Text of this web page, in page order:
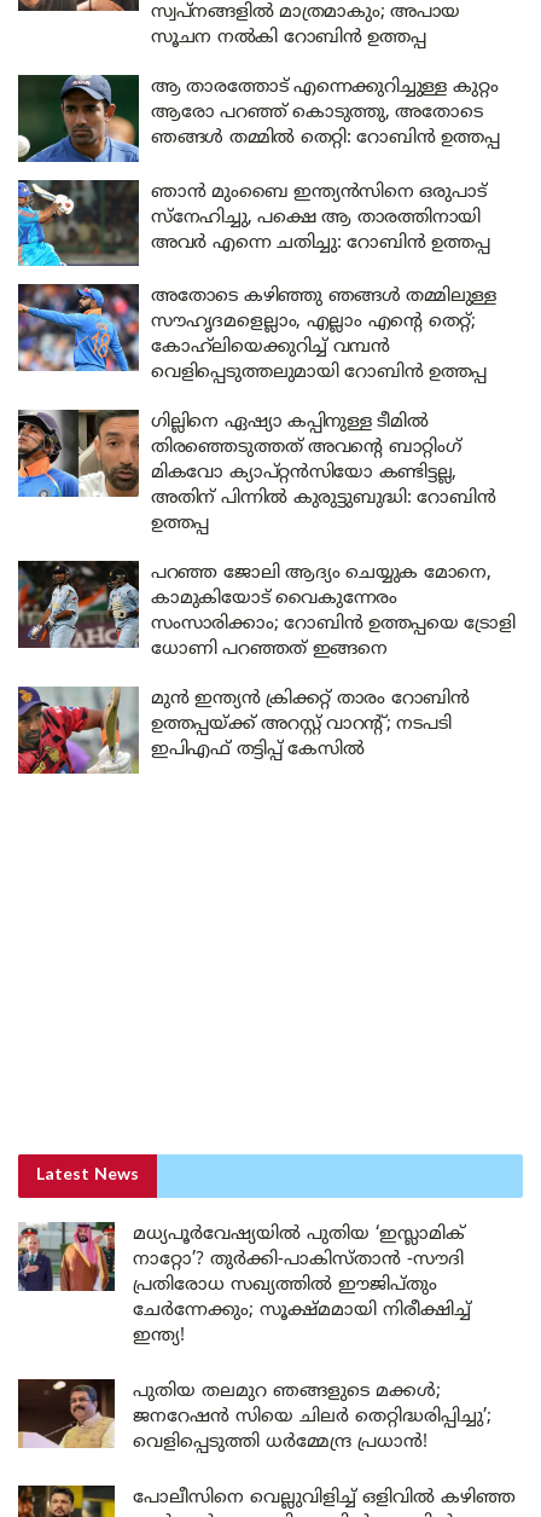
സ്വപ്നങ്ങളിൽ മാത്രമാകും; അപായ
സൂചന നൽകി റോബിൻ ഉത്തപ്പ
ആ താരത്തോട് എന്നെക്കുറിച്ചുള്ള കുറ്റം
ആരോ പറഞ്ഞ് കൊടുത്തു, അതോടെ
ഞങ്ങൾ തമ്മിൽ തെറ്റി: റോബിൻ ഉത്തപ്പ
ഞാൻ മുംബൈ ഇന്ത്യൻസിനെ ഒരുപാട്
സ്നേഹിച്ചു, പക്ഷെ ആ താരത്തിനായി
അവർ എന്നെ ചതിച്ചു: റോബിൻ ഉത്തപ്പ
അതോടെ കഴിഞ്ഞു ഞങ്ങൾ തമ്മിലുള്ള
സൗഹൃദമളെല്ലാം, എല്ലാം എന്റെ തെറ്റ്;
കോഹ്‍ലിയെക്കുറിച്ച് വമ്പൻ
വെളിപ്പെടുത്തലുമായി റോബിൻ ഉത്തപ്പ
ഗില്ലിനെ ഏഷ്യാ കപ്പിനുള്ള ടീമിൽ
തിരഞ്ഞെടുത്തത് അവന്റെ ബാറ്റിംഗ്
മികവോ ക്യാപ്റ്റൻസിയോ കണ്ടിട്ടല്ല,
അതിന് പിന്നിൽ കുരുട്ടുബുദ്ധി: റോബിൻ
ഉത്തപ്പ
പറഞ്ഞ ജോലി ആദ്യം ചെയ്യുക മോനെ,
കാമുകിയോട് വൈകുന്നേരം
സംസാരിക്കാം; റോബിൻ ഉത്തപ്പയെ ട്രോളി
ധോണി പറഞ്ഞത് ഇങ്ങനെ
മുൻ ഇന്ത്യൻ ക്രിക്കറ്റ് താരം റോബിൻ
ഉത്തപ്പയ്ക്ക് അറസ്റ്റ് വാറന്റ്; നടപടി
ഇപിഎഫ് തട്ടിപ്പ് കേസിൽ
Latest News
മധ്യപൂർവേഷ്യയിൽ പുതിയ ‘ഇസ്ലാമിക്
നാറ്റോ’? തുർക്കി-പാകിസ്താൻ -സൗദി
പ്രതിരോധ സഖ്യത്തിൽ ഈജിപ്തും
ചേർന്നേക്കും; സൂക്ഷ്മമായി നിരീക്ഷിച്ച്
ഇന്ത്യ!
പുതിയ തലമുറ ഞങ്ങളുടെ മക്കൾ;
ജനറേഷൻ സിയെ ചിലർ തെറ്റിദ്ധരിപ്പിച്ചു’;
വെളിപ്പെടുത്തി ധർമ്മേന്ദ്ര പ്രധാൻ!
പോലീസിനെ വെല്ലുവിളിച്ച് ഒളിവിൽ കഴിഞ്ഞ